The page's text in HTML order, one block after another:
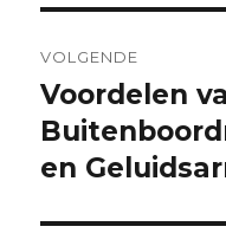
VOLGENDE
Volgende
bericht:
Voordelen
en